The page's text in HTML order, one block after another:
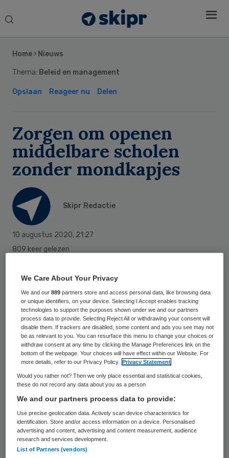
Search
Home › Nieuws
Thema: Beleid en management
Opslaan Reageer nu Delen
Zorgen om openen
middelbare scholen
zonder mondkapjes
Skipr Redactie
10 augustus 2020, 21:27
809 keer gelezen
scholen volledig open te laten gaan, zonder
mondkapjes en afstandsregels voor
leerlingen. Dat meldt Nieuwsuur op basis
van een enquête van vakbond Leraren in
Actie.
Als het aan het kabinet ligt gaan middelbare
scholieren vanaf maandag weer naar school
in de regio Noord, zonder mondkapje en in
een vol klaslokaal. Daarover nemen de
zorgen toe.
Sidebar
We Care About Your Privacy
We and our889 partners store and access personal data, like browsing data
or unique identifiers, on your device. Selecting I Accept enables tracking
technologies to support the purposes shown under we and our partners
process data to provide. Selecting Reject All or withdrawing your consent will
disable them. If trackers are disabled, some content and ads you see may not
be as relevant to you. You can resurface this menu to change your choices or
withdraw consent at any time by clicking the Manage Preferences link on the
bottom of the webpage. Your choices will have effect within our Website. For
more details, refer to our Privacy Policy.
Privacy Statement
Would you rather not? Then we only place essential and statistical cookies,
these do not record any data about you as a person
We and our partners process data to provide:
Use precise geolocation data. Actively scan device characteristics for
identification. Store and/or access information on a device. Personalised
advertising and content, advertising and content measurement, audience
research and services development.
List of Partners (vendors)